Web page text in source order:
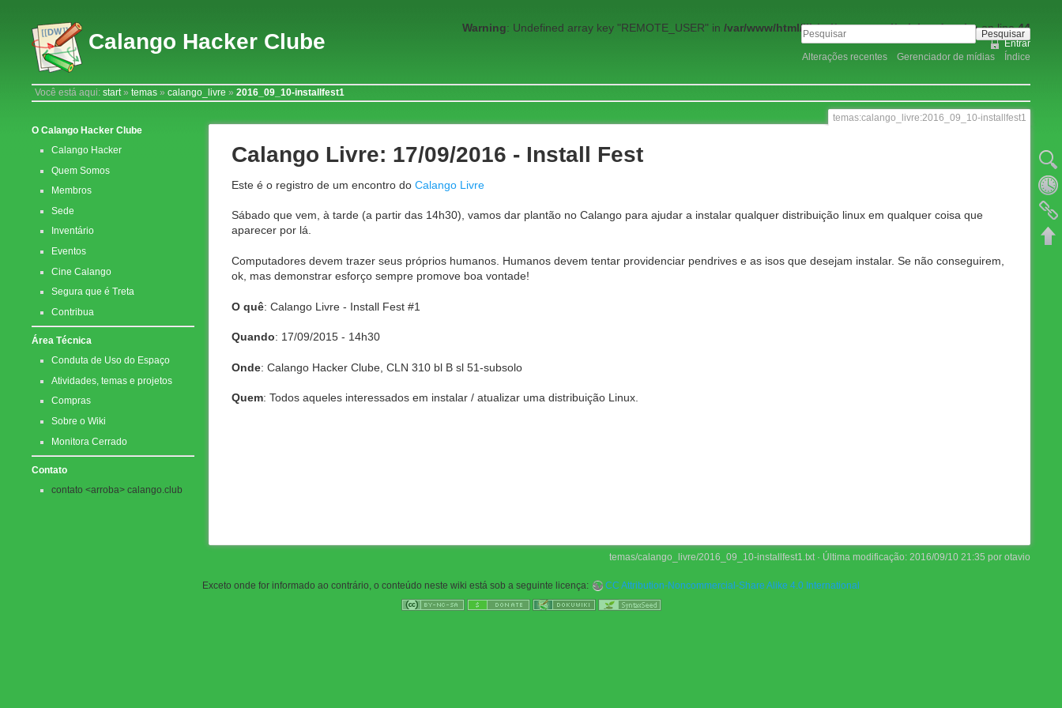
Calango Hacker Clube
Warning: Undefined array key "REMOTE_USER" in /var/www/html/lib/tpl/greensteel/tpl_header.phpon line44
Entrar
Pesquisar
Alterações recentes Gerenciador de mídias Índice
Você está aqui:start»temas »calango_livre »2016_09_10-installfest1
O Calango Hacker Clube
Calango Hacker
Quem Somos
Membros
Sede
Inventário
Eventos
Cine Calango
Segura que é Treta
Contribua
Área Técnica
Conduta de Uso do Espaço
Atividades, temas e projetos
Compras
Sobre o Wiki
Monitora Cerrado
Contato
contato <arroba> calango.club
temas:calango_livre:2016_09_10-installfest1
Calango Livre: 17/09/2016 - Install Fest
Este é o registro de um encontro do Calango Livre
Sábado que vem, à tarde (a partir das 14h30), vamos dar plantão no Calango para ajudar a instalar qualquer distribuição linux em qualquer coisa que
aparecer por lá.
Computadores devem trazer seus próprios humanos. Humanos devem tentar providenciar pendrives e as isos que desejam instalar. Se não conseguirem,
ok, mas demonstrar esforço sempre promove boa vontade!
O quê: Calango Livre - Install Fest #1
Quando: 17/09/2015 - 14h30
Onde: Calango Hacker Clube, CLN 310 bl B sl 51-subsolo
Quem: Todos aqueles interessados em instalar / atualizar uma distribuição Linux.
temas/calango_livre/2016_09_10-installfest1.txt · Última modificação: 2016/09/10 21:35 por otavio
Links
Voltar
Exceto onde for informado ao contrário, o conteúdo neste wiki está sob a seguinte licença: CC Attribution-Noncommercial-Share Alike 4.0 International